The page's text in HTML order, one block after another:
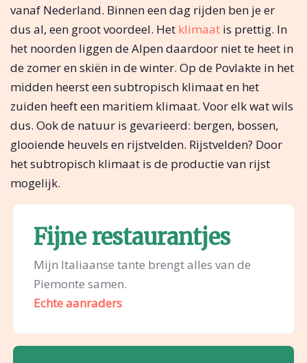
vanaf Nederland. Binnen een dag rijden ben je er
dus al, een groot voordeel. Het klimaat is prettig. In
het noorden liggen de Alpen daardoor niet te heet in
de zomer en skiën in de winter. Op de Povlakte in het
midden heerst een subtropisch klimaat en het
zuiden heeft een maritiem klimaat. Voor elk wat wils
dus. Ook de natuur is gevarieerd: bergen, bossen,
glooiende heuvels en rijstvelden. Rijstvelden? Door
het subtropisch klimaat is de productie van rijst
mogelijk.
Fijne restaurantjes
Mijn Italiaanse tante brengt alles van de
Piemonte samen.
Echte aanraders